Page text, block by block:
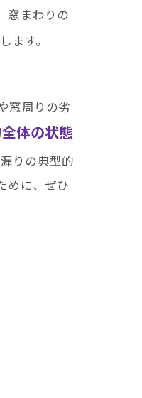
窓まわりの
します。
窓周りの劣
体の状態
りの典型的
めに、ぜひ